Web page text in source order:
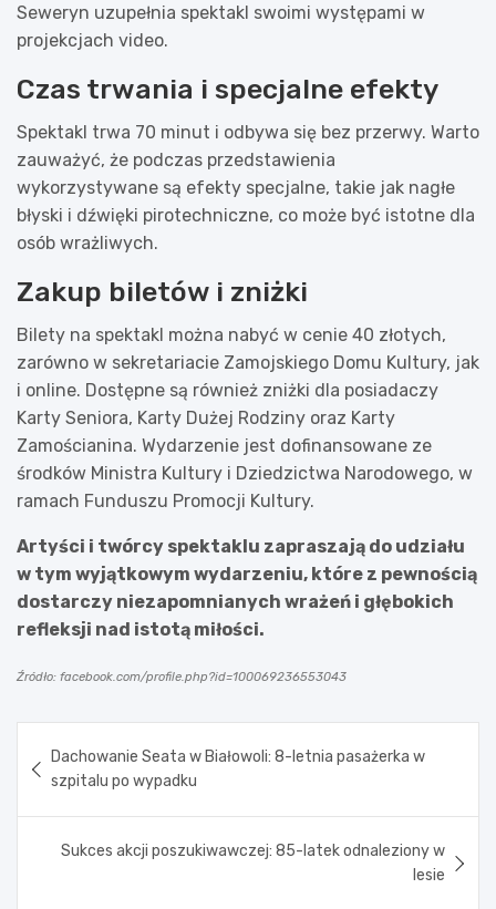
Seweryn uzupełnia spektakl swoimi występami w
projekcjach video.
Czas trwania i specjalne efekty
Spektakl trwa 70 minut i odbywa się bez przerwy. Warto
zauważyć, że podczas przedstawienia
wykorzystywane są efekty specjalne, takie jak nagłe
błyski i dźwięki pirotechniczne, co może być istotne dla
osób wrażliwych.
Zakup biletów i zniżki
Bilety na spektakl można nabyć w cenie 40 złotych,
zarówno w sekretariacie Zamojskiego Domu Kultury, jak
i online. Dostępne są również zniżki dla posiadaczy
Karty Seniora, Karty Dużej Rodziny oraz Karty
Zamościanina. Wydarzenie jest dofinansowane ze
środków Ministra Kultury i Dziedzictwa Narodowego, w
ramach Funduszu Promocji Kultury.
Artyści i twórcy spektaklu zapraszają do udziału
w tym wyjątkowym wydarzeniu, które z pewnością
dostarczy niezapomnianych wrażeń i głębokich
refleksji nad istotą miłości.
Źródło: facebook.com/profile.php?id=100069236553043
wpisu
Dachowanie Seata w Białowoli: 8-letnia pasażerka w
szpitalu po wypadku
Sukces akcji poszukiwawczej: 85-latek odnaleziony w
lesie